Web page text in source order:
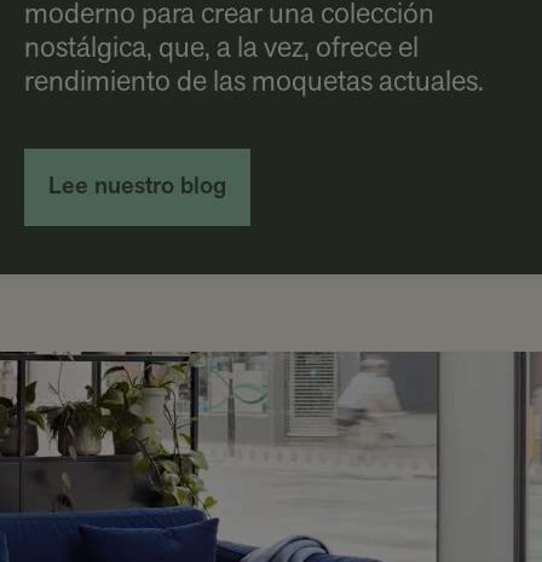
moderno para crear una colección
nostálgica, que, a la vez, ofrece el
rendimiento de las moquetas actuales.
Lee nuestro blog